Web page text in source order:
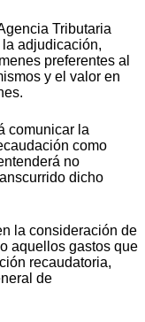
Tributaria
adjudicación,
preferentes al
y el valor en
comunicar la
como
no
dicho
la consideración de
aquellos gastos que
recaudatoria,
de